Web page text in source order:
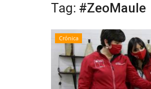
Tag: #ZeoMaule
Crónica